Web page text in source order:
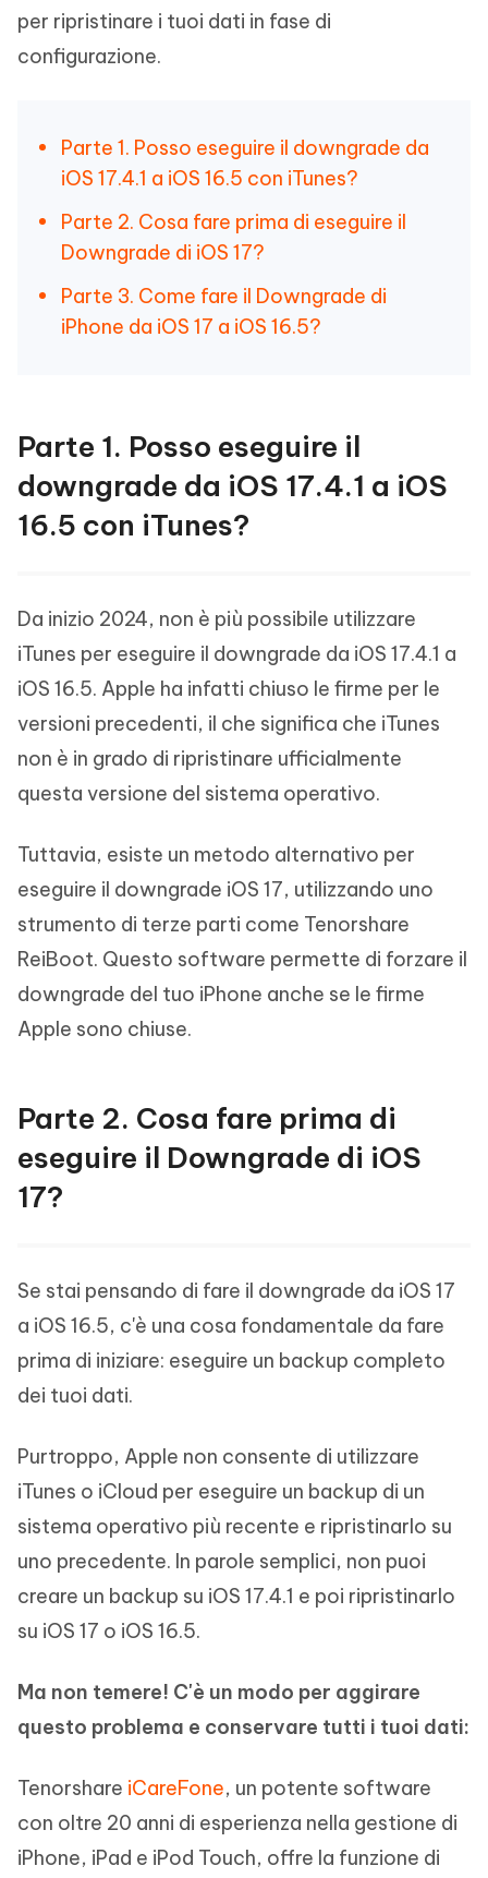
per ripristinare i tuoi dati in fase di
configurazione.
Parte 1. Posso eseguire il downgrade da
iOS 17.4.1 a iOS 16.5 con iTunes?
Parte 2. Cosa fare prima di eseguire il
Downgrade di iOS 17?
Parte 3. Come fare il Downgrade di
iPhone da iOS 17 a iOS 16.5?
Parte 1. Posso eseguire il
downgrade da iOS 17.4.1 a iOS
16.5 con iTunes?
Da inizio 2024, non è più possibile utilizzare
iTunes per eseguire il downgrade da iOS 17.4.1 a
iOS 16.5. Apple ha infatti chiuso le firme per le
versioni precedenti, il che significa che iTunes
non è in grado di ripristinare ufficialmente
questa versione del sistema operativo.
Tuttavia, esiste un metodo alternativo per
eseguire il downgrade iOS 17, utilizzando uno
strumento di terze parti come Tenorshare
ReiBoot. Questo software permette di forzare il
downgrade del tuo iPhone anche se le firme
Apple sono chiuse.
Parte 2. Cosa fare prima di
eseguire il Downgrade di iOS
17?
Se stai pensando di fare il downgrade da iOS 17
a iOS 16.5, c'è una cosa fondamentale da fare
prima di iniziare: eseguire un backup completo
dei tuoi dati.
Purtroppo, Apple non consente di utilizzare
iTunes o iCloud per eseguire un backup di un
sistema operativo più recente e ripristinarlo su
uno precedente. In parole semplici, non puoi
creare un backup su iOS 17.4.1 e poi ripristinarlo
su iOS 17 o iOS 16.5.
Ma non temere! C'è un modo per aggirare
questo problema e conservare tutti i tuoi dati:
Tenorshare iCareFone, un potente software
con oltre 20 anni di esperienza nella gestione di
iPhone, iPad e iPod Touch, offre la funzione di